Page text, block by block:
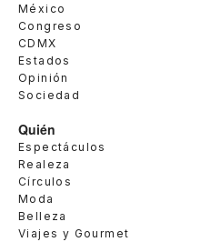
México
Congreso
CDMX
Estados
Opinión
Sociedad
Quién
Espectáculos
Realeza
Círculos
Moda
Belleza
Viajes y Gourmet